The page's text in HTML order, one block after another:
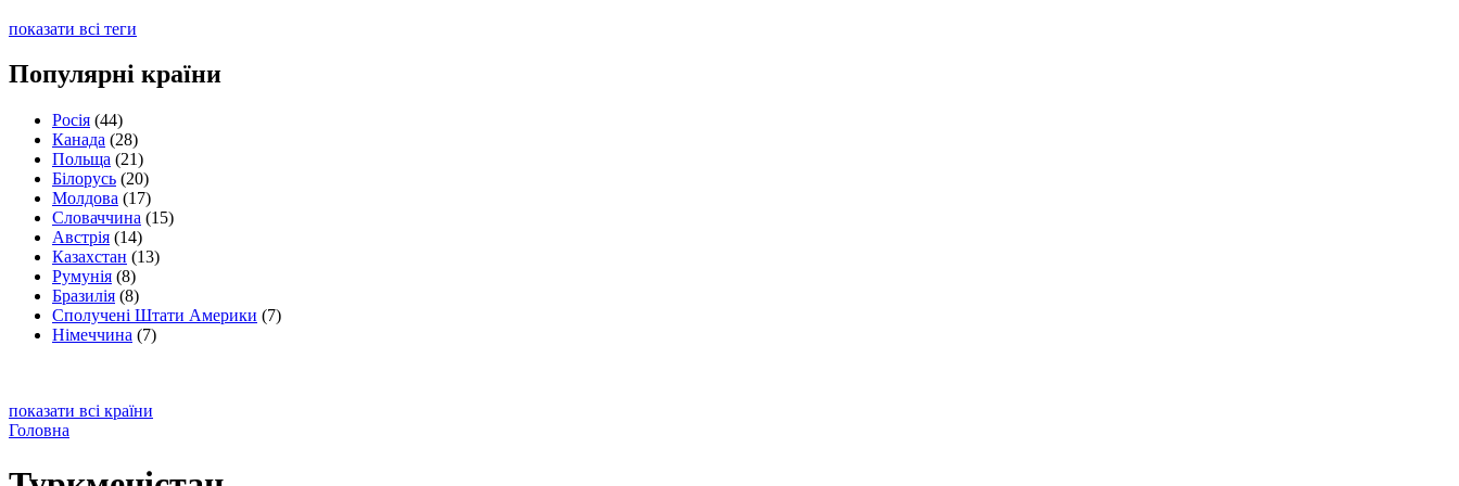
показати всі теги
Популярні країни
Росія (44)
Канада (28)
Польща (21)
Білорусь (20)
Молдова (17)
Словаччина (15)
Австрія (14)
Казахстан (13)
Румунія (8)
Бразилія (8)
Сполучені Штати Америки (7)
Німеччина (7)
показати всі країни
Головна